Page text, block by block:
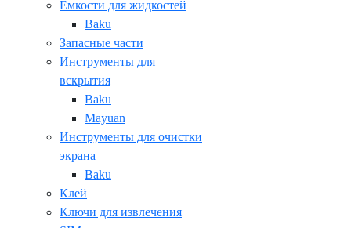
Емкости для жидкостей
Baku
Запасные части
Инструменты для
вскрытия
Baku
Mayuan
Инструменты для очистки
экрана
Baku
Клей
Ключи для извлечения